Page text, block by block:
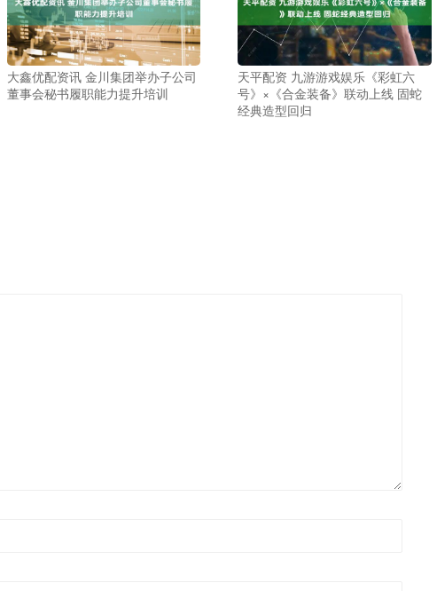
大鑫优配资讯 金川集团举办子公司
董事会秘书履职能力提升培训
天平配资 九游游戏娱乐《彩虹六
号》×《合金装备》联动上线 固蛇
经典造型回归